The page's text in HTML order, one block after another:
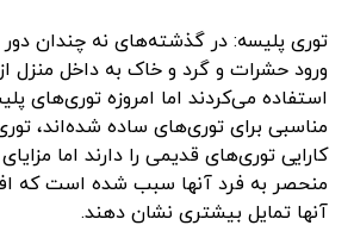
توری پلیسه: در گذشته‌های نه چندان دور
ورود حشرات و گرد و خاک به داخل منزل
استفاده می‌کردند اما امروزه توری‌های
مناسبی برای توری‌های ساده شده‌اند،
کارایی توری‌های قدیمی را دارند اما
منحصر به فرد آنها سبب شده است که
آنها تمایل بیشتری نشان دهند.